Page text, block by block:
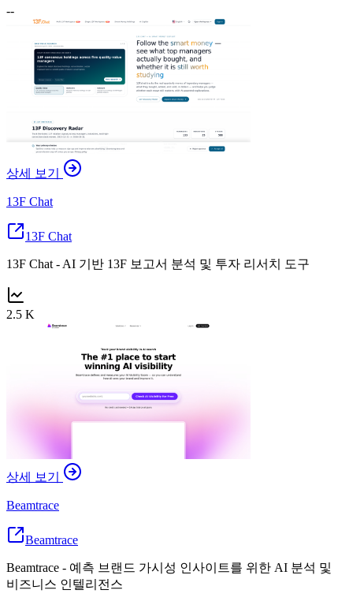
--
상세 보기
13F Chat
13F Chat
13F Chat - AI 기반 13F 보고서 분석 및 투자 리서치 도구
2.5 K
상세 보기
Beamtrace
Beamtrace
Beamtrace - 예측 브랜드 가시성 인사이트를 위한 AI 분석 및
비즈니스 인텔리전스